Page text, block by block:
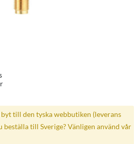
till den tyska webbutiken (leverans
till Sverige? Vänligen använd vår